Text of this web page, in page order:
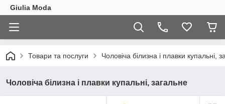
Giulia Moda
Товари та послуги Чоловіча білизна і плавки купальні,
Чоловіча білизна і плавки купальні, загальне